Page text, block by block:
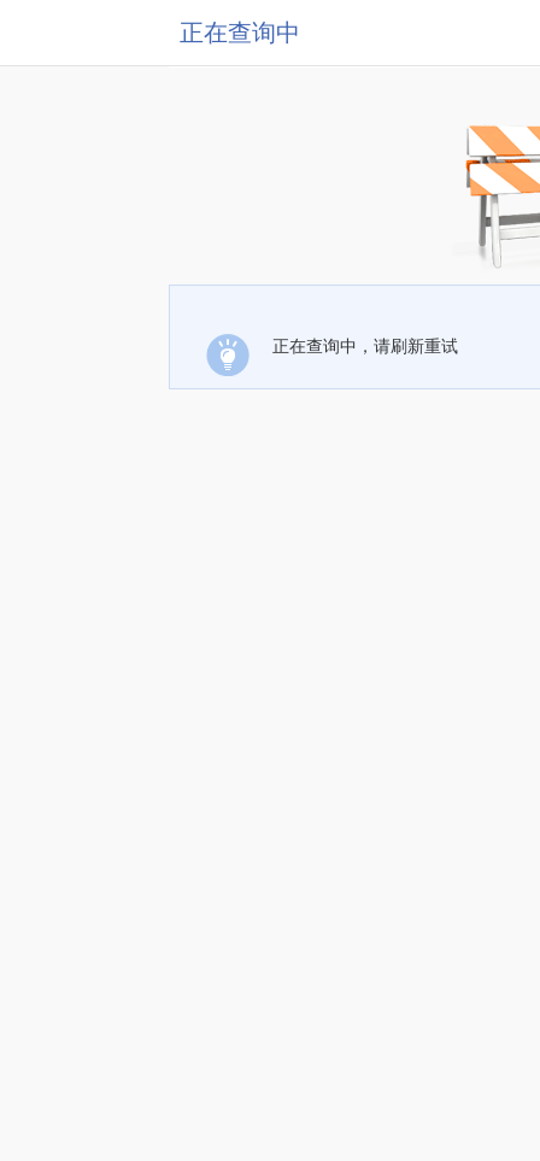
正在查询中
正在查询中，请刷新重试